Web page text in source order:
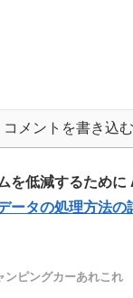
コメントを書き込む
を低減するため
ータの処理方法の
ンピングカーあれこれ